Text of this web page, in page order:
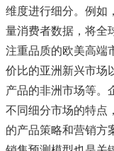
维度进行细分。例如
量消费者数据，将全
注重品质的欧美高端
价比的亚洲新兴市场
产品的非洲市场等。
不同细分市场的特点
的产品策略和营销方